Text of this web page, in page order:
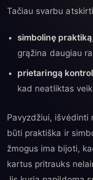
Tačiau svarbu
simbolinę praktiką
grąžina daugiau
prietaringą
kad neatliktas
Pavyzdžiui, išvėdinti
būti praktiška ir
žmogus ima bijoti,
kartus pritrauks